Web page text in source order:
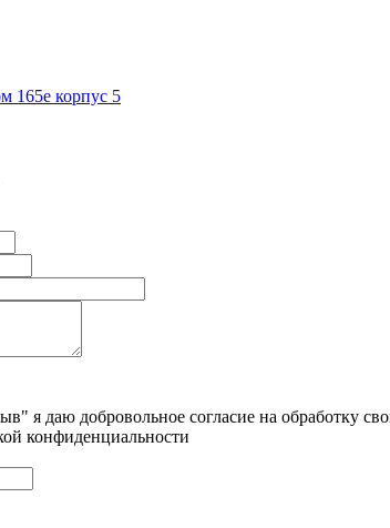
165е корпус 5
я даю добровольное согласие на обработку
конфиденциальности